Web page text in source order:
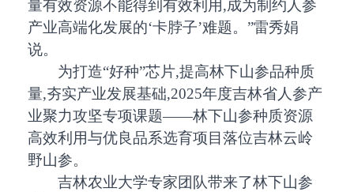
量有效资源不能得到有效利用,成为制约人参
产业高端化发展的‘卡脖子’难题。”雷秀娟
说。
为打造“好种”芯片,提高林下山参品种质
量,夯实产业发展基础,2025年度吉林省人参产
业聚力攻坚专项课题——林下山参种质资源
高效利用与优良品系选育项目落位吉林云岭
野山参。
吉林农业大学专家团队带来了林下山参